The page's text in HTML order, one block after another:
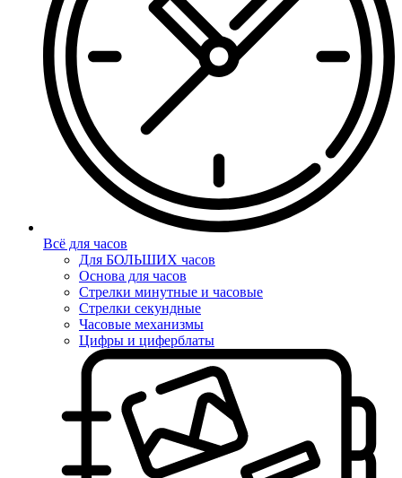
Всё для часов
Для БОЛЬШИХ часов
Основа для часов
Стрелки минутные и часовые
Стрелки секундные
Часовые механизмы
Цифры и циферблаты